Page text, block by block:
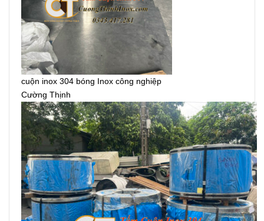
cuộn inox 304 bóng Inox công nghiệp
Cường Thịnh